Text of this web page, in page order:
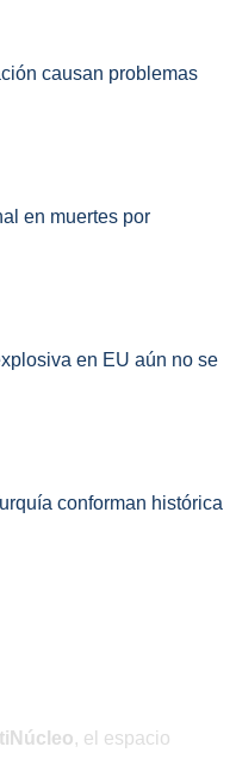
causan problemas
en muertes por
en EU aún no se
conforman histórica
, el espacio